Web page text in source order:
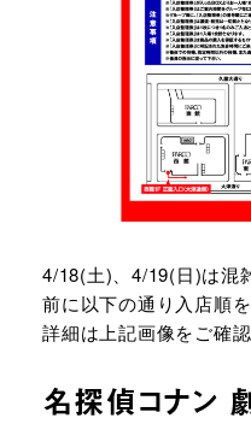
4/18(土)、4/19(日)は混
前に以下の通り入店順
詳細は上記画像をご確認
名探偵コナン